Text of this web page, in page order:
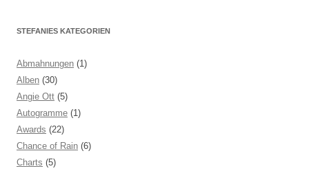
STEFANIES KATEGORIEN
Abmahnungen (1)
Alben (30)
Angie Ott (5)
Autogramme (1)
Awards (22)
Chance of Rain (6)
Charts (5)